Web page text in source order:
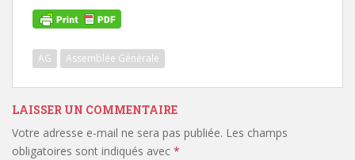
AG Assemblée Générale
LAISSER UN COMMENTAIRE
Votre adresse e-mail ne sera pas publiée. Les champs
obligatoires sont indiqués avec *